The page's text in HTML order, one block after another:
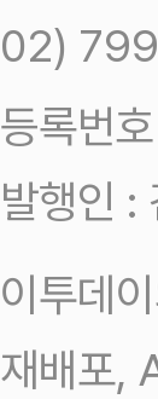
02)
등록번
발행인 :
이투데
재배포,